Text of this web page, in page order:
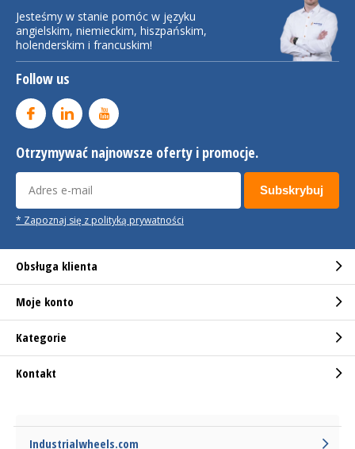
Jesteśmy w stanie pomóc w języku
angielskim, niemieckim, hiszpańskim,
holenderskim i francuskim!
Follow us
Otrzymywać najnowsze oferty i promocje.
Subskrybuj
* Zapoznaj się z polityką prywatności
Obsługa klienta
Moje konto
Kategorie
Kontakt
Industrialwheels.com